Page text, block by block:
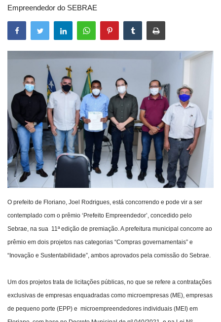
Mural de Licitações
Notícias
Vídeos
Webmail
Contato
Empreendedor do SEBRAE
O prefeito de Floriano, Joel Rodrigues, está concorrendo e pode vir a ser
contemplado com o prêmio ‘Prefeito Empreendedor’, concedido pelo
Sebrae, na sua 11ª edição de premiação. A prefeitura municipal concorre ao
prêmio em dois projetos nas categorias “Compras governamentais” e
“Inovação e Sustentabilidade”, ambos aprovados pela comissão do Sebrae.
Um dos projetos trata de licitações públicas, no que se refere a contratações
exclusivas de empresas enquadradas como microempresas (ME), empresas
de pequeno porte (EPP) e microempreendedores individuais (MEI) em